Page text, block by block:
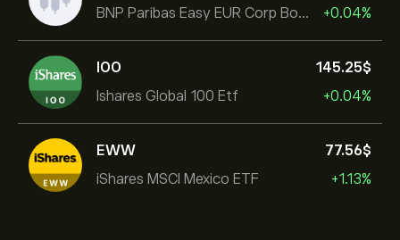
BNP Paribas Easy EUR Corp Bond SRI Fossil Free Ult
+0.04%
IOO
Ishares Global 100 Etf
145.25‎$‎
+0.04%
EWW
iShares MSCI Mexico ETF
77.56‎$‎
+1.13%